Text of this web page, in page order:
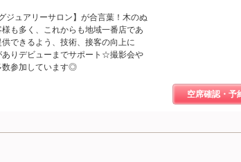
ジュアリーサロン】が合言葉！木のぬ
も多く、これからも地域一番店であ
できるよう、技術、接客の向上に
ありデビューまでサポート☆撮影会や
数参加しています◎
空席確認・予